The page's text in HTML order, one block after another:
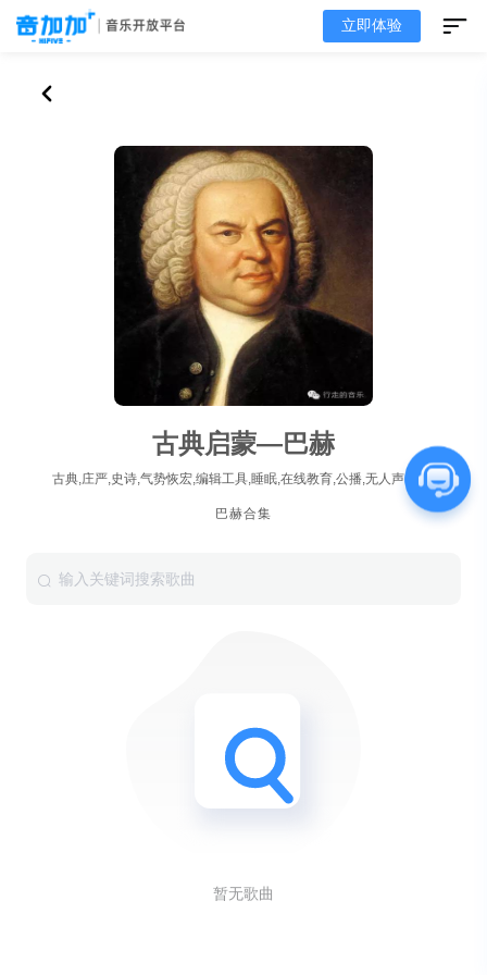
立即体验
古典启蒙—巴赫
古典,庄严,史诗,气势恢宏,编辑工具,睡眠,在线教育,公播,无人声,推荐
巴赫合集
暂无歌曲